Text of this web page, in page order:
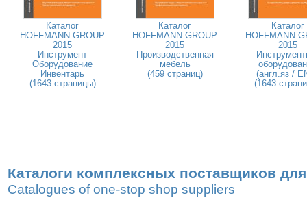
Каталог
HOFFMANN GROUP
2015
Инструмент
Оборудование
Инвентарь
(1643 страницы)
Каталог
HOFFMANN GROUP
2015
Производственная
мебель
(459 страниц)
Каталог
HOFFMANN
2015
(англ.яз /
(1643
Каталоги комплексных поставщиков
Catalogues of one-stop shop suppliers